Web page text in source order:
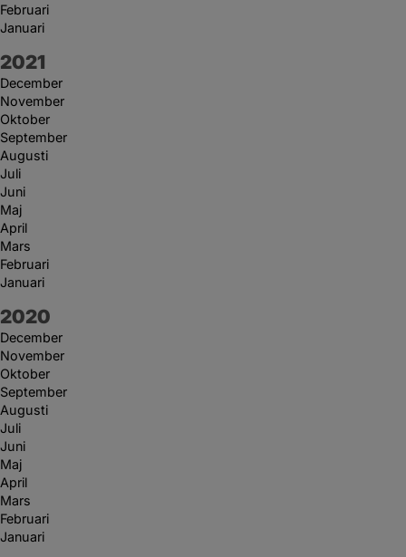
Februari
Januari
År:
2021
December
November
Oktober
September
Augusti
Juli
Juni
Maj
April
Mars
Februari
Januari
År:
2020
December
November
Oktober
September
Augusti
Juli
Juni
Maj
April
Mars
Februari
Januari